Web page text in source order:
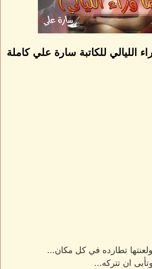
الليالي للكاتبة سارة علي كاملة
تطارده في كل مكان...
ان تتركه...